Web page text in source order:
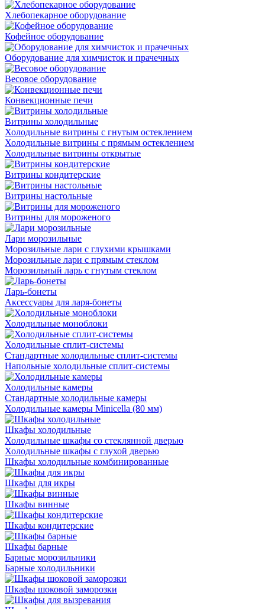
Хлебопекарное оборудование
Кофейное оборудование
Оборудование для химчисток и прачечных
Весовое оборудование
Конвекционные печи
Витрины холодильные
Холодильные витрины с гнутым остеклением
Холодильные витрины с прямым остеклением
Холодильные витрины открытые
Витрины кондитерские
Витрины настольные
Витрины для мороженого
Лари морозильные
Морозильные лари с глухими крышками
Морозильные лари с прямым стеклом
Морозильный ларь с гнутым стеклом
Ларь-бонеты
Аксессуары для ларя-бонеты
Холодильные моноблоки
Холодильные сплит-системы
Стандартные холодильные сплит-системы
Напольные холодильные сплит-системы
Холодильные камеры
Стандартные холодильные камеры
Холодильные камеры Minicella (80 мм)
Шкафы холодильные
Холодильные шкафы со стеклянной дверью
Холодильные шкафы с глухой дверью
Шкафы холодильные комбинированные
Шкафы для икры
Шкафы винные
Шкафы кондитерские
Шкафы барные
Барные морозильники
Барные холодильники
Шкафы шоковой заморозки